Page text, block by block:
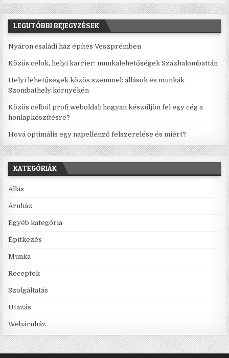
LEGUTÓBBI BEJEGYZÉSEK
Nyáron családi ház építés Veszprémben
Közös célok, helyi karrier: munkalehetőségek Százhalombattán
Helyi lehetőségek közös szemmel: állások és munkák
Szombathely környékén
Közös célból profi weboldal: hogyan készüljön fel egy cég a
honlapkészítésre?
Hová optimális egy napellenző felszerelése és miért?
KATEGÓRIÁK
Állás
Áruház
Egyéb kategória
Építkezés
Munka
Receptek
Szolgáltatás
Utazás
Webáruház